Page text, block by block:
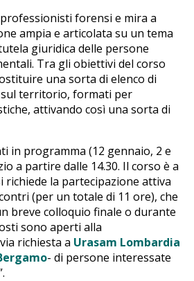
forensi e mira a
ampia e articolata su un tema
giuridica delle persone
Tra gli obiettivi del corso
una sorta di elenco di
territorio, formati per
attivando così una sorta di
in programma (12 gennaio, 2 e
a partire dalle 14.30. Il corso è a
la partecipazione attiva
(per un totale di 11 ore), che
breve colloquio finale o durante
sono aperti alla
richiesta a Urasam Lombardia
- di persone interessate